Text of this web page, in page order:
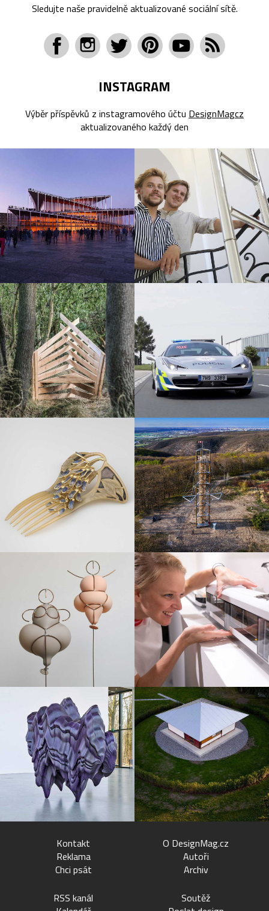
Sledujte naše pravidelně aktualizované sociální sítě.
INSTAGRAM
Výběr příspěvků z instagramového účtu DesignMagcz
aktualizovaného každý den
Kontakt
Reklama
Chci psát
O DesignMag.cz
Autoři
Archiv
RSS kanál
Soutěž